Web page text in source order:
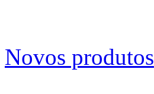
Novos produtos